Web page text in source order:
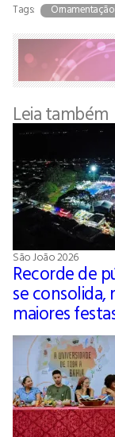
Tags:
Ornamentação
Leia também
São João 2026
Recorde de
se consolida,
maiores